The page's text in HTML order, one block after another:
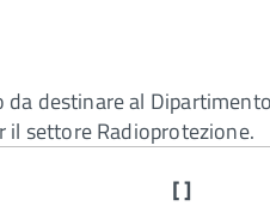
destinare al
il settore Radioprotezione.
[ ]